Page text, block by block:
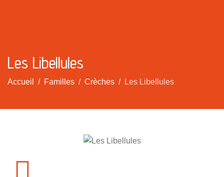
Les Libellules
Accueil Familles Crèches Les Libellules